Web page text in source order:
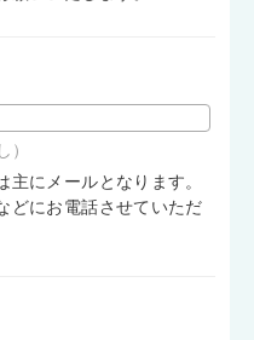
にメールとなります。
どにお電話させていただ